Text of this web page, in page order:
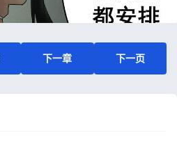
下一章 下一页